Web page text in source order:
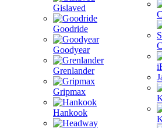
Gislaved
Goodride
Goodyear
Grenlander
Gripmax
Hankook